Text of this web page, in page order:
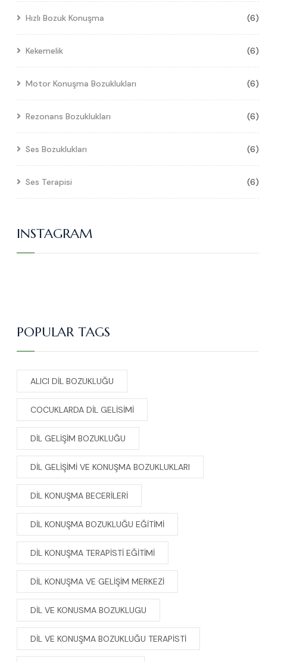
Hızlı Bozuk Konuşma (6)
Kekemelik (6)
Motor Konuşma Bozuklukları (6)
Rezonans Bozuklukları (6)
Ses Bozuklukları (6)
Ses Terapisi (6)
INSTAGRAM
POPULAR TAGS
ALICI DIL BOZUKLUĞU
COCUKLARDA DIL GELISIMI
DIL GELIŞIM BOZUKLUĞU
DIL GELIŞIMI VE KONUŞMA BOZUKLUKLARI
DIL KONUŞMA BECERILERI
DIL KONUŞMA BOZUKLUĞU EĞITIMI
DIL KONUŞMA TERAPISTI EĞITIMI
DIL KONUŞMA VE GELIŞIM MERKEZI
DIL VE KONUSMA BOZUKLUGU
DIL VE KONUŞMA BOZUKLUĞU TERAPISTI